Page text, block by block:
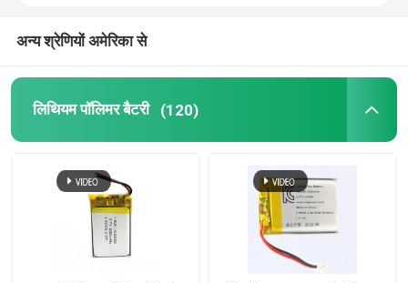
अन्य श्रेणियों अमेरिका से
लिथियम पॉलिमर बैटरी (120)